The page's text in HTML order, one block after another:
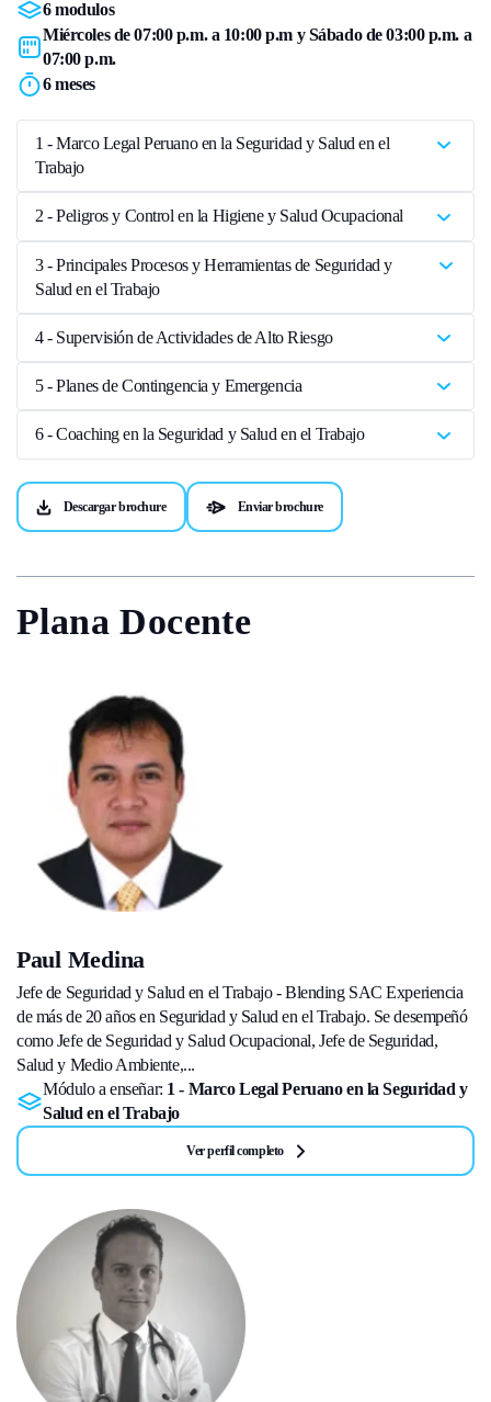
6 modulos
Miércoles de 07:00 p.m. a 10:00 p.m y Sábado de 03:00 p.m. a
07:00 p.m.
6 meses
1 - Marco Legal Peruano en la Seguridad y Salud en el
Trabajo
2 - Peligros y Control en la Higiene y Salud Ocupacional
3 - Principales Procesos y Herramientas de Seguridad y
Salud en el Trabajo
4 - Supervisión de Actividades de Alto Riesgo
5 - Planes de Contingencia y Emergencia
6 - Coaching en la Seguridad y Salud en el Trabajo
Descargar brochure Enviar brochure
Plana Docente
Paul Medina
Jefe de Seguridad y Salud en el Trabajo - Blending SAC Experiencia
de más de 20 años en Seguridad y Salud en el Trabajo. Se desempeñó
como Jefe de Seguridad y Salud Ocupacional, Jefe de Seguridad,
Salud y Medio Ambiente,...
Módulo a enseñar: 1 - Marco Legal Peruano en la Seguridad y
Salud en el Trabajo
Ver perfil completo